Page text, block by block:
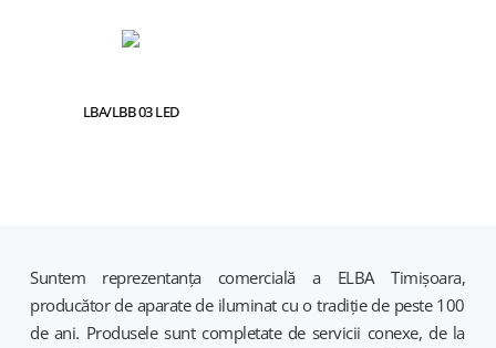
LBA/LBB 03 LED
Suntem reprezentanța comercială a ELBA Timișoara,
producător de aparate de iluminat cu o tradiție de peste 100
de ani. Produsele sunt completate de servicii conexe, de la